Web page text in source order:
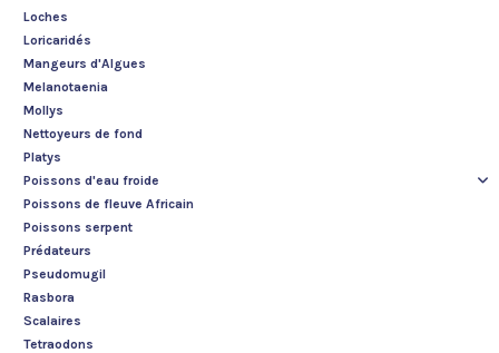
Loches
Loricaridés
Mangeurs d'Algues
Melanotaenia
Mollys
Nettoyeurs de fond
Platys
Poissons d'eau froide
Poissons de fleuve Africain
Poissons serpent
Prédateurs
Pseudomugil
Rasbora
Scalaires
Tetraodons